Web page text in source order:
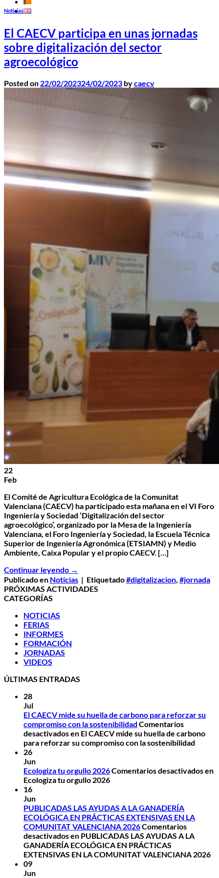
Noticias
El CAECV participa en unas jornadas
sobre digitalización del sector
agroecológico
Posted on 22/02/202324/02/2023 bycaecv
22
Feb
El Comité de Agricultura Ecológica de la Comunitat
Valenciana (CAECV) ha participado esta mañana en el VI Foro
Ingeniería y Sociedad ‘Digitalización del sector
agroecológico’, organizado por la Mesa de la Ingeniería
Valenciana, el Foro Ingeniería y Sociedad, la Escuela Técnica
Superior de Ingeniería Agronómica (ETSIAMN) y Medio
Ambiente, Caixa Popular y el propio CAECV. […]
Continuar leyendo →
Publicado en Noticias | Etiquetado#digitalizacion, #jornada
PRÓXIMAS ACTIVIDADES
CATEGORÍAS
NOTICIAS
FERIAS
INFORMES
FORMACIÓN
JORNADAS
VIDEOS
ÚLTIMAS ENTRADAS
28
Jul
El CAECV mide su huella de carbono para reforzar su
compromiso con la sostenibilidad Comentarios
desactivadosen El CAECV mide su huella de carbono
para reforzar su compromiso con la sostenibilidad
26
Jun
Ecologiza tu orgullo 2026Comentarios desactivadosen
Ecologiza tu orgullo 2026
16
Jun
PUBLICADAS LAS AYUDAS A LA GANADERÍA
ECOLÓGICA EN PRÁCTICAS EXTENSIVAS EN LA
COMUNITAT VALENCIANA 2026Comentarios
desactivadosen PUBLICADAS LAS AYUDAS A LA
GANADERÍA ECOLÓGICA EN PRÁCTICAS
EXTENSIVAS EN LA COMUNITAT VALENCIANA 2026
09
Jun